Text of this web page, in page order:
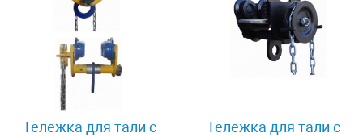
Тележка для тали с
Тележка для тали с